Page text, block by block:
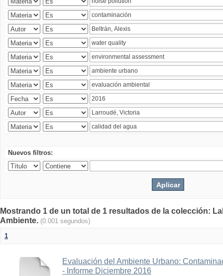
Nuevos filtros:
Mostrando 1 de un total de 1 resultados de la colección:
Ambiente. (0.001 segundos)
1
Evaluación del Ambiente Urbano:
- Informe Diciembre 2016